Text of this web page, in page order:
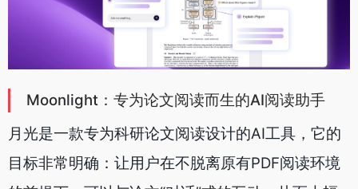
Moonlight：专为论文阅读而生的AI阅读助手
月光是一款专为科研论文阅读设计的AI工具，它的
目标非常明确：让用户在不脱离原有PDF阅读环境